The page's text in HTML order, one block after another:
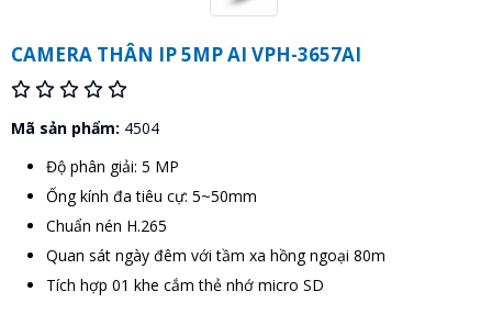
CAMERA THÂN IP 5MP AI VPH-3657AI
Mã sản phẩm: 4504
Độ phân giải: 5 MP
Ống kính đa tiêu cự: 5~50mm
Chuẩn nén H.265
Quan sát ngày đêm với tầm xa hồng ngoại 80m
Tích hợp 01 khe cắm thẻ nhớ micro SD